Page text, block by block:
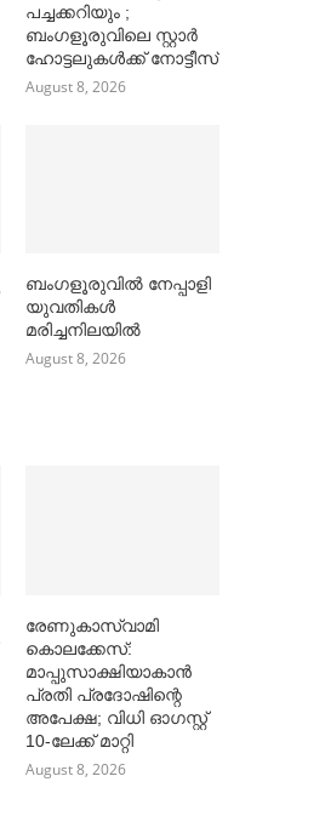
പച്ചക്കറിയും ;
ബംഗളൂരുവിലെ സ്റ്റാര്‍
ഹോട്ടലുകള്‍ക്ക് നോട്ടീസ്
August 8, 2026
ബംഗളൂരുവില്‍ നേപ്പാളി
യുവതികള്‍
മരിച്ചനിലയില്‍
August 8, 2026
രേണുകാസ്വാമി
കൊലക്കേസ്:
മാപ്പുസാക്ഷിയാകാൻ
പ്രതി പ്രദോഷിന്റെ
അപേക്ഷ; വിധി ഓഗസ്റ്റ്
10-ലേക്ക് മാറ്റി
August 8, 2026